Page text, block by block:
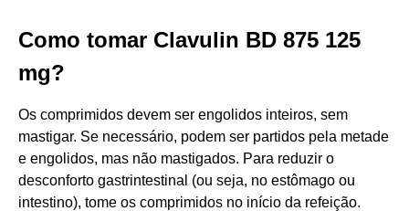
Como tomar Clavulin BD 875 125
mg?
Os comprimidos devem ser engolidos inteiros, sem
mastigar. Se necessário, podem ser partidos pela metade
e engolidos, mas não mastigados. Para reduzir o
desconforto gastrintestinal (ou seja, no estômago ou
intestino), tome os comprimidos no início da refeição.